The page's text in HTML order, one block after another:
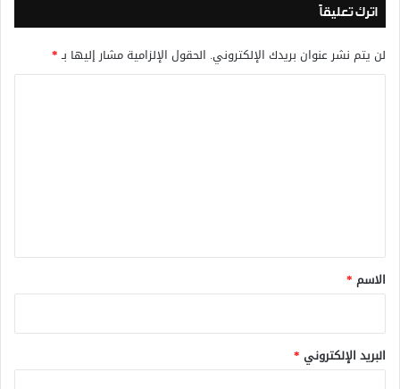
اترك تعليقاً
لن يتم نشر عنوان بريدك الإلكتروني. الحقول الإلزامية مشار إليها بـ*
*
الاسم *
البريد الإلكتروني *